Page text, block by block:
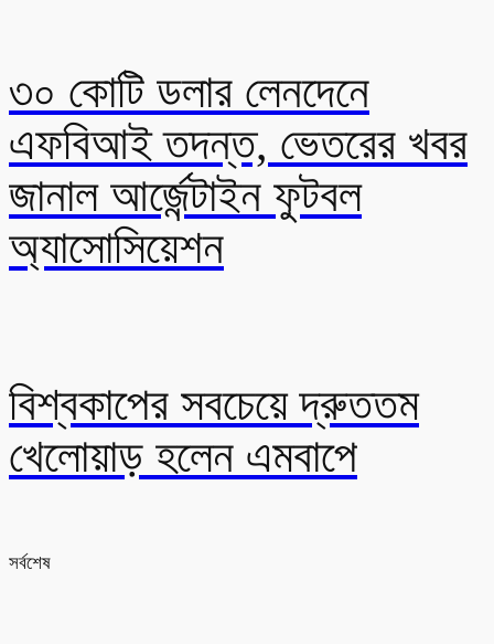
৩০ কোটি ডলার লেনদেনে
এফবিআই তদন্ত, ভেতরের খবর
জানাল আর্জেন্টাইন ফুটবল
অ্যাসোসিয়েশন
বিশ্বকাপের সবচেয়ে দ্রুততম
খেলোয়াড় হলেন এমবাপে
সর্বশেষ